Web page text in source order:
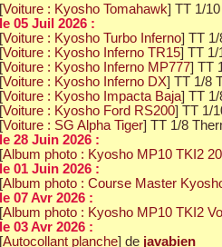
[Voiture : Kyosho Tomahawk] TT 1/
le 05 Juil 2026 :
[Voiture : Kyosho Turbo Inferno] TT
[Voiture : Kyosho Inferno TR15] TT
[Voiture : Kyosho Inferno MP777] TT
[Voiture : Kyosho Inferno DX] TT 1/8
[Voiture : Kyosho Impacta Baja] TT
[Voiture : Kyosho Ford RS200] TT 1/
[Voiture : SG Alpha Tiger] TT 1/8
le 28 Juin 2026 :
[Album photo : Kyosho MP10 TKI2
le 01 Juin 2026 :
[Album photo : Course Master
le 07 Avr 2026 :
[Album photo : Kyosho MP10 TKI2
le 03 Avr 2026 :
[Autocollant planche] de javabien